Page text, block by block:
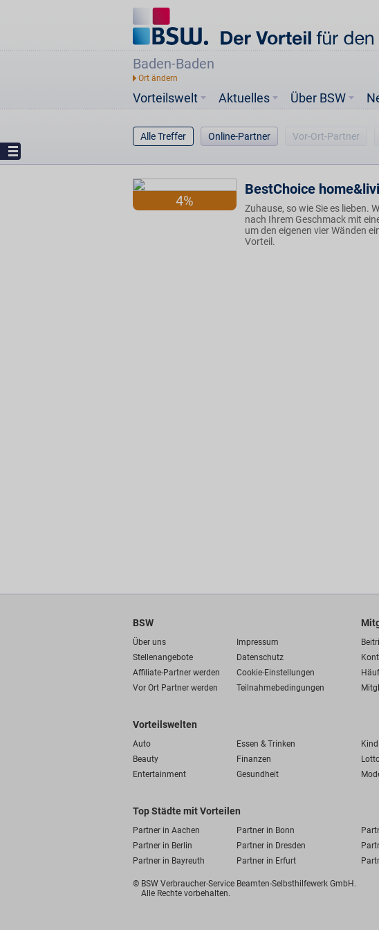
Baden-Baden
Vorteilswelt Aktuelles Über BSW
Alle Treffer Online-Partner Vor-Ort-Partner
4%
BestChoice
Zuhause, so wie Sie es lieben.
nach Ihrem Geschmack mit
um den eigenen vier Wänden
Vorteil.
BSW
Über uns
Impressum
Stellenangebote
Datenschutz
Affiliate-Partner werden
Cookie-Einstellungen
Vor Ort Partner werden
Teilnahmebedingungen
Vorteilswelten
Auto Essen & Trinken
Beauty
Finanzen
Entertainment
Gesundheit
Top Städte mit Vorteilen
Partner in Aachen Partner in Bonn
Partner in Berlin
Partner in Dresden
Partner in Bayreuth
Partner in Erfurt
© BSW Verbraucher-Service Beamten-Selbsthilfewerk GmbH.
Alle Rechte vorbehalten.